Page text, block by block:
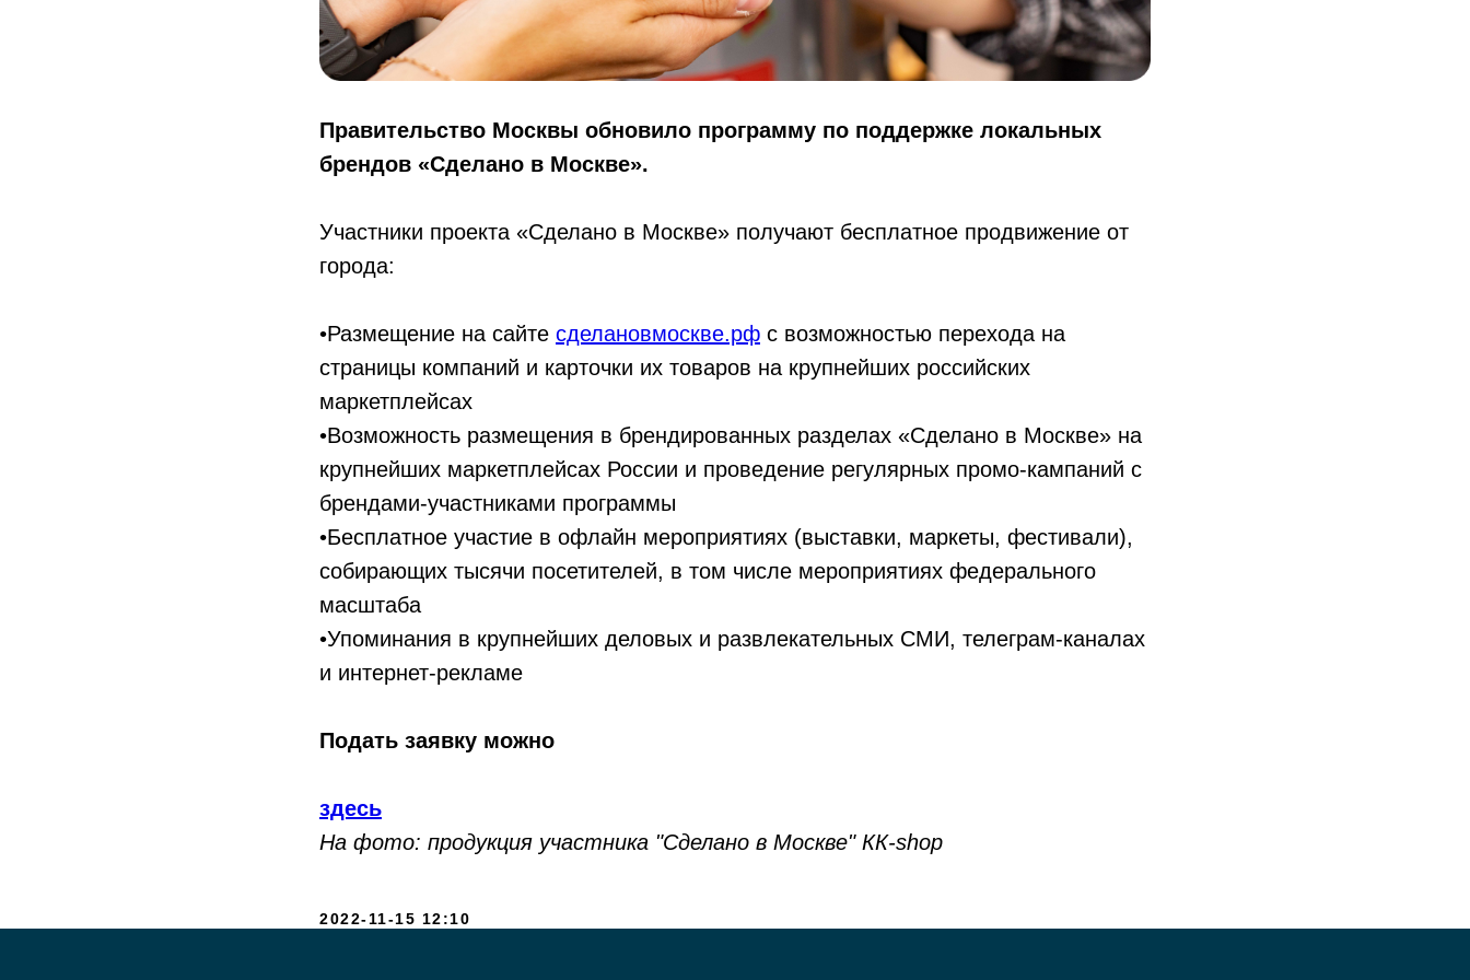
Правительство Москвы обновило программу по​ поддержке локальных
брендов «Сделано в​ Москве».
Участники проекта «Сделано в​ Москве» получают бесплатное продвижение от​
города:
•Размещение на​ сайте сделановмоскве.рф с​ возможностью перехода на​
страницы компаний и​ карточки их​ товаров на​ крупнейших российских
маркетплейсах​
•Возможность размещения в​ брендированных разделах «Сделано в​ Москве» на​
крупнейших маркетплейсах России и​ проведение регулярных промо-кампаний с​
брендами-участниками программы
•Бесплатное участие в​ офлайн мероприятиях (выставки, маркеты, фестивали),
собирающих тысячи посетителей, в​ том числе мероприятиях федерального
масштаба​
•Упоминания в​ крупнейших деловых и​ развлекательных СМИ, телеграм-каналах
и​ интернет-рекламе
Подать заявку можно
здесь
На фото: продукция участника "Сделано в Москве" КК-shop
2022-11-15 12:10